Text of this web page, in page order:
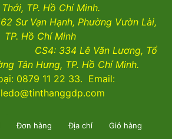
TP. Hồ Chí Minh.
Sư Vạn Hạnh, Phường Vườn Lài,
TP. Hồ Chí Minh
334 Lê Văn Lương, Tổ
Tân Hưng, TP. Hồ Chí Minh.
0879 11 22 33. Email:
Đơn hàng Địa chỉ Giỏ hàng